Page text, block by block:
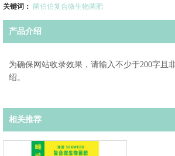
关键词： 菌伯伯复合微生物菌肥
产品介绍
为确保网站收录效果，请输入不少于200字且
绍。
相关推荐